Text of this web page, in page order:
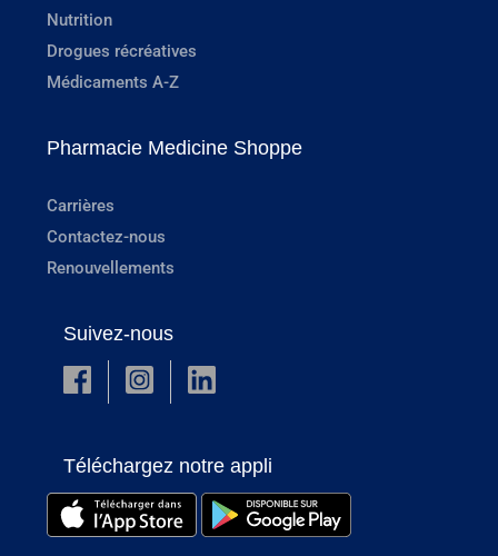
Nutrition
Drogues récréatives
Médicaments A-Z
Pharmacie Medicine Shoppe
Carrières
Contactez-nous
Renouvellements
Suivez-nous
Téléchargez notre appli